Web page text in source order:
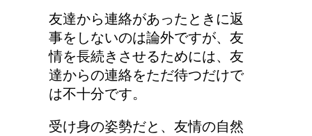
猫のゴロゴロ音、急に言
わなくなった理由は何？
友達から連絡があったときに返
事をしないのは論外ですが、友
情を長続きさせるためには、友
達からの連絡をただ待つだけで
は不十分です。
受け身の姿勢だと、友情の自然